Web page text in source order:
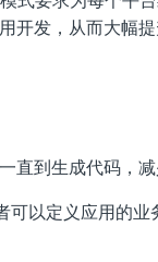
开发，从而大幅提
直到生成代码，
以定义应用的